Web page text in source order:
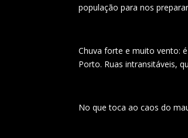
população para nos
Chuva forte e muito vento:
Porto. Ruas intransitáveis,
No que toca ao caos do